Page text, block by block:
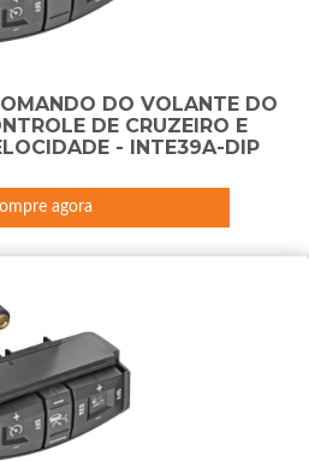
DO VOLANTE DO
DE CRUZEIRO E
- INTE39A-DIP
agora